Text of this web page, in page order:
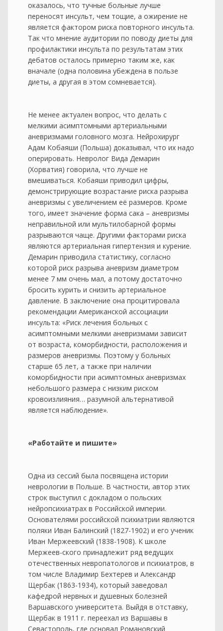
оказалось, что тучные больные лучше
переносят инсульт, чем тощие, а ожирение не
является фактором риска повторного инсульта.
Так что мнение аудитории по поводу диеты для
профилактики инсульта по результатам этих
дебатов осталось примерно таким же, как
вначале (одна половина убеждена в пользе
диеты, а другая в этом сомневается).
Не менее актуален вопрос, что делать с
мелкими асимптомными артериальными
аневризмами головного мозга. Нейрохирург
Адам Кобаяши (Польша) доказывал, что их надо
оперировать. Невролог Вида Демарин
(Хорватия) говорила, что лучше не
вмешиваться. Кобаяши приводил цифры,
демонстрирующие возрастание риска разрыва
аневризмы с увеличением её размеров. Кроме
того, имеет значение форма сака – аневризмы
неправильной или мультилобарной формы
разрываются чаще. Другими факторами риска
являются артериальная гипертензия и курение.
Демарин приводила статистику, согласно
которой риск разрыва аневризм диаметром
менее 7 мм очень мал, а потому достаточно
бросить курить и снизить артериальное
давление. В заключение она процитировала
рекомендации Американской ассоциации
инсульта: «Риск лечения больных с
асимптомными мелкими аневризмами зависит
от возраста, коморбидности, расположения и
размеров аневризмы. Поэтому у больных
старше 65 лет, а также при наличии
коморбидности при асимптомных аневризмах
небольшого размера с низким риском
кровоизлияния… разумной альтернативой
является наблюдение».
«Работайте и пишите»
Одна из сессий была посвящена истории
неврологии в Польше. В частности, автор этих
строк выступил с докладом о польских
нейропсихиатрах в Российской империи.
Основателями российской психиатрии являются
поляки Иван Балинский (1827-1902) и его ученик
Иван Мержеевский (1838-1908). К школе
Мержеев-ского принадлежит ряд ведущих
отечественных невропатологов и психиатров, в
том числе Владимир Бехтерев и Александр
Щербак (1863-1934), который заведовал
кафедрой нервных и душевных болезней
Варшавского университета. Выйдя в отставку,
Щербак в 1911 г. переехал из Варшавы в
Севастополь, где основал Романовский